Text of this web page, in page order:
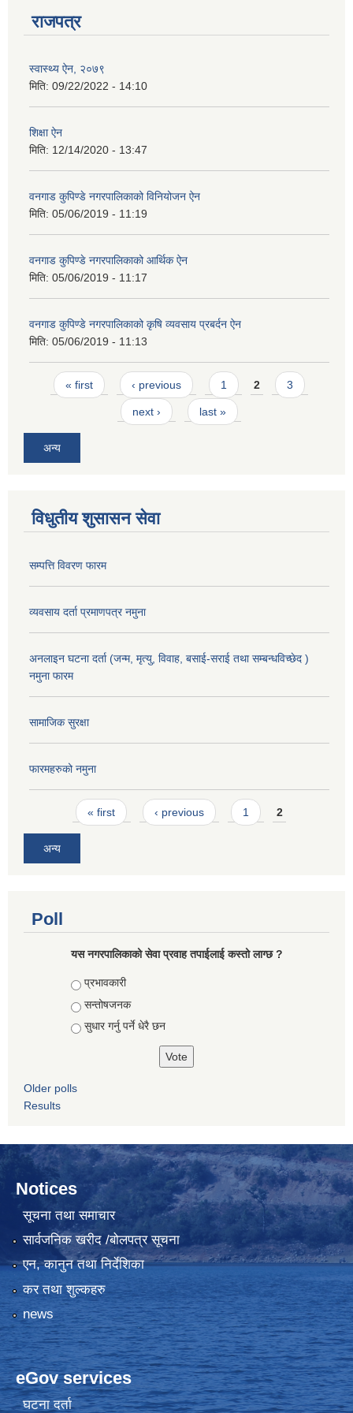
राजपत्र
स्वास्थ्य ऐन, २०७९
मिति: 09/22/2022 - 14:10
शिक्षा ऐन
मिति: 12/14/2020 - 13:47
वनगाड कुपिण्डे नगरपालिकाको विनियोजन ऐन
मिति: 05/06/2019 - 11:19
वनगाड कुपिण्डे नगरपालिकाको आर्थिक ऐन
मिति: 05/06/2019 - 11:17
वनगाड कुपिण्डे नगरपालिकाको कृषि व्यवसाय प्रबर्दन ऐन
मिति: 05/06/2019 - 11:13
Pages
« first ‹ previous 1 2 3
next › last »
अन्य
विधुतीय शुसासन सेवा
सम्पत्ति विवरण फारम
व्यवसाय दर्ता प्रमाणपत्र नमुना
अनलाइन घटना दर्ता (जन्म, मृत्यु, विवाह, बसाई-सराई तथा सम्बन्धविच्छेद )
नमुना फारम
सामाजिक सुरक्षा
फारमहरुको नमुना
Pages« first ‹ previous 1 2
अन्य
Poll
यस नगरपालिकाको सेवा प्रवाह तपाईलाई कस्तो लाग्छ ?
Choices
प्रभावकारी
सन्तोषजनक
सुधार गर्नु पर्ने धेरै छन
Older polls
Results
Notices
सूचना तथा समाचार
सार्वजनिक खरीद /बोलपत्र सूचना
एन, कानुन तथा निर्देशिका
कर तथा शुल्कहरु
news
eGov services
घटना दर्ता